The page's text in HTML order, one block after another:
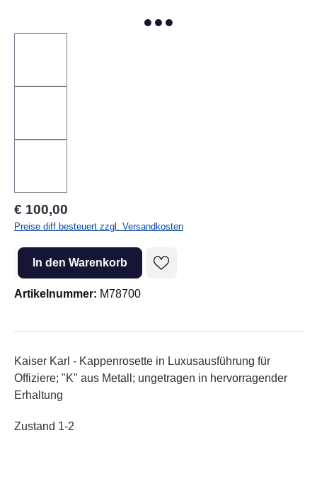
Regulärer Preis:
€ 100,00
Preise diff.besteuert zzgl. Versandkosten
Produkt Anzahl: Gib den gewünschten Wert ein oder benutze die
In den Warenkorb
Artikelnummer: M78700
Kaiser Karl - Kappenrosette in Luxusausführung für
Offiziere; "K" aus Metall; ungetragen in hervorragender
Erhaltung
Zustand 1-2